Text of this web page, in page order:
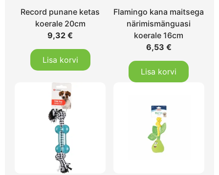
Record punane ketas
koerale 20cm
9,32€
Lisa korvi
Flamingo kana maitsega
närimismänguasi
koerale 16cm
6,53 €
Lisa korvi